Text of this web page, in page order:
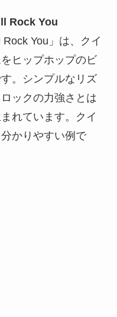
Rock You
You」は、クイ
ヒップホップのビ
。シンプルなリズ
ックの力強さとは
れています。クイ
かりやすい例で